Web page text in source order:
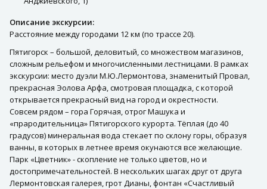
Описание экскурсии:
Расстояние между городами 12 км (по трассе 20).
Пятигорск – большой, деловитый, со множеством магазинов,
сложным рельефом и многочисленными лестницами. В рамках
экскурсии: место дуэли М.Ю.Лермонтова, знаменитый Провал,
прекрасная Эолова Арфа, смотровая площадка, с которой
открывается прекрасный вид на город и окрестности.
Совсем рядом – гора Горячая, отрог Машука и
«прародительница» Пятигорского курорта. Тёплая (до 40
градусов) минеральная вода стекает по склону горы, образуя
ванны, в которых в летнее время окунаются все желающие.
Парк «Цветник» - скопление не только цветов, но и
достопримечательностей. В нескольких шагах друг от друга
Лермонтовская галерея, грот Дианы, фонтан «Счастливый